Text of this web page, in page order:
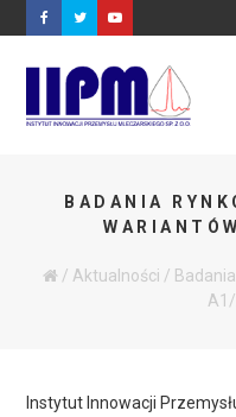
BADANIA
/ Aktualności /
Instytut Innowacji